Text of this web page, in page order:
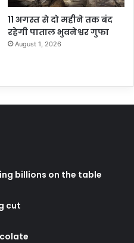
11 अगस्त से दो महीने तक बंद
रहेगी पाताल भुवनेश्वर गुफा
August 1, 2026
billions on the table
cut